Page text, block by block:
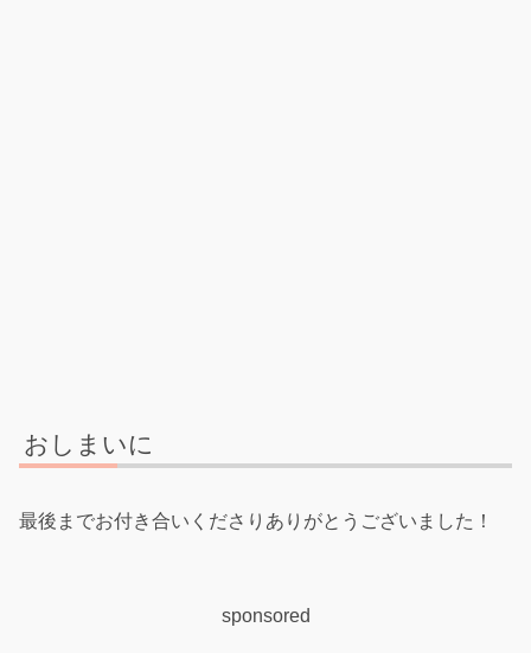
おしまいに
最後までお付き合いくださりありがとうございました！
sponsored